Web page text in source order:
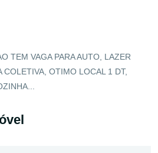
TEM VAGA PARA AUTO, LAZER
COLETIVA, OTIMO LOCAL 1 DT,